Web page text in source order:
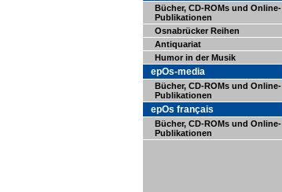
Bücher, CD-ROMs und Online-
Publikationen
Osnabrücker Reihen
Antiquariat
Humor in der Musik
epOs-media
Bücher, CD-ROMs und Online-
Publikationen
epOs français
Bücher, CD-ROMs und Online-
Publikationen